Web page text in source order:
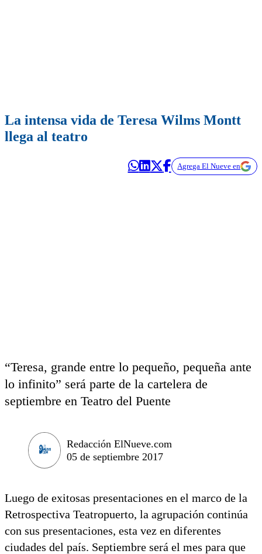
La intensa vida de Teresa Wilms Montt
llega al teatro
Agrega El Nueve en
“Teresa, grande entre lo pequeño, pequeña ante
lo infinito” será parte de la cartelera de
septiembre en Teatro del Puente
Redacción ElNueve.com
05 de septiembre 2017
Luego de exitosas presentaciones en el marco de la
Retrospectiva Teatropuerto, la agrupación continúa
con sus presentaciones, esta vez en diferentes
ciudades del país. Septiembre será el mes para que